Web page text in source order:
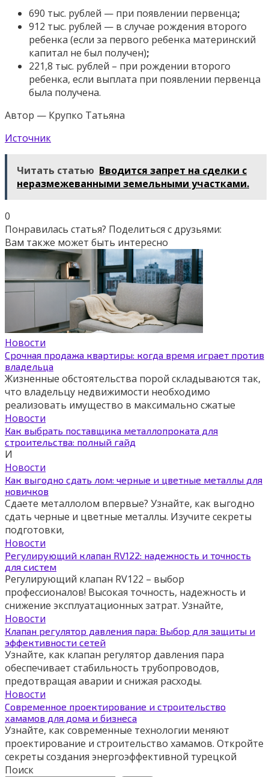
690 тыс. рублей — при появлении первенца;
912 тыс. рублей — в случае рождения второго
ребенка (если за первого ребенка материнский
капитал не был получен);
221,8 тыс. рублей – при рождении второго
ребенка, если выплата при появлении первенца
была получена.
Автор — Крупко Татьяна
Источник
Читать статью Вводится запрет на сделки с
неразмежеванными земельными участками.
0
Понравилась статья? Поделиться с друзьями:
Вам также может быть интересно
Новости
Срочная продажа квартиры: когда время играет против
владельца
Жизненные обстоятельства порой складываются так,
что владельцу недвижимости необходимо
реализовать имущество в максимально сжатые
Новости
Как выбрать поставщика металлопроката для
строительства: полный гайд
И
Новости
Как выгодно сдать лом: черные и цветные металлы для
новичков
Сдаете металлолом впервые? Узнайте, как выгодно
сдать черные и цветные металлы. Изучите секреты
подготовки,
Новости
Регулирующий клапан RV122: надежность и точность
для систем
Регулирующий клапан RV122 – выбор
профессионалов! Высокая точность, надежность и
снижение эксплуатационных затрат. Узнайте,
Новости
Клапан регулятор давления пара: Выбор для защиты и
эффективности сетей
Узнайте, как клапан регулятор давления пара
обеспечивает стабильность трубопроводов,
предотвращая аварии и снижая расходы.
Новости
Современное проектирование и строительство
хамамов для дома и бизнеса
Узнайте, как современные технологии меняют
проектирование и строительство хамамов. Откройте
секреты создания энергоэффективной турецкой
Поиск